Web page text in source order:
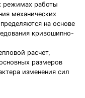
режимах работы
механических
на основе
кривошипно-
расчет,
размеров
изменения сил